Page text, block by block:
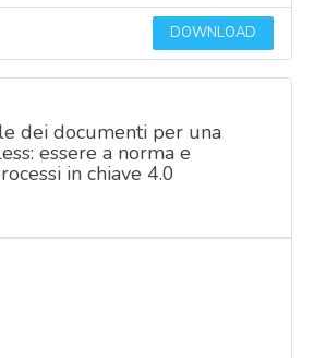
DOWNLOAD
dei documenti per una
essere a norma e
in chiave 4.0